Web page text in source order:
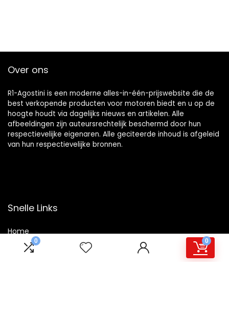
0 0
Over ons
R1-Agostini is een moderne alles-in-één-prijswebsite die de
best verkopende producten voor motoren biedt en u op de
hoogte houdt via dagelijks nieuws en artikelen. Alle
afbeeldingen zijn auteursrechtelijk beschermd door hun
respectievelijke eigenaren. Alle geciteerde inhoud is afgeleid
van hun respectievelijke bronnen.
Snelle Links
Home
Winkel